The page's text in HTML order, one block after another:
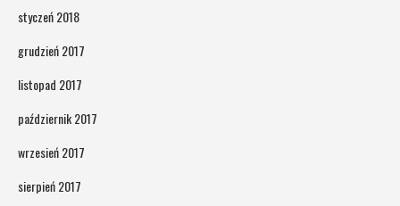
styczeń 2018
grudzień 2017
listopad 2017
październik 2017
wrzesień 2017
sierpień 2017